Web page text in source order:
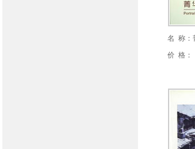
名 称：
价 格：